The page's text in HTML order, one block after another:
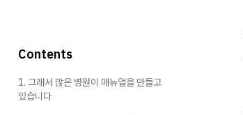
Contents
1. 그래서 많은 병원이 매뉴얼을 만들고
있습니다